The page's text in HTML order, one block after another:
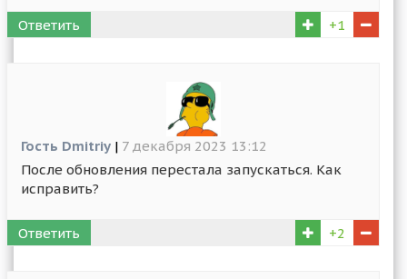
Ответить +1
Гость Dmitriy | 7 декабря 2023 13:12
После обновления перестала запускаться. Как
исправить?
Ответить +2